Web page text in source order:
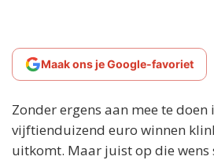
Maak ons je Google-favoriet
Zonder ergens aan mee te doen
vijftienduizend euro winnen
uitkomt. Maar juist op die wens